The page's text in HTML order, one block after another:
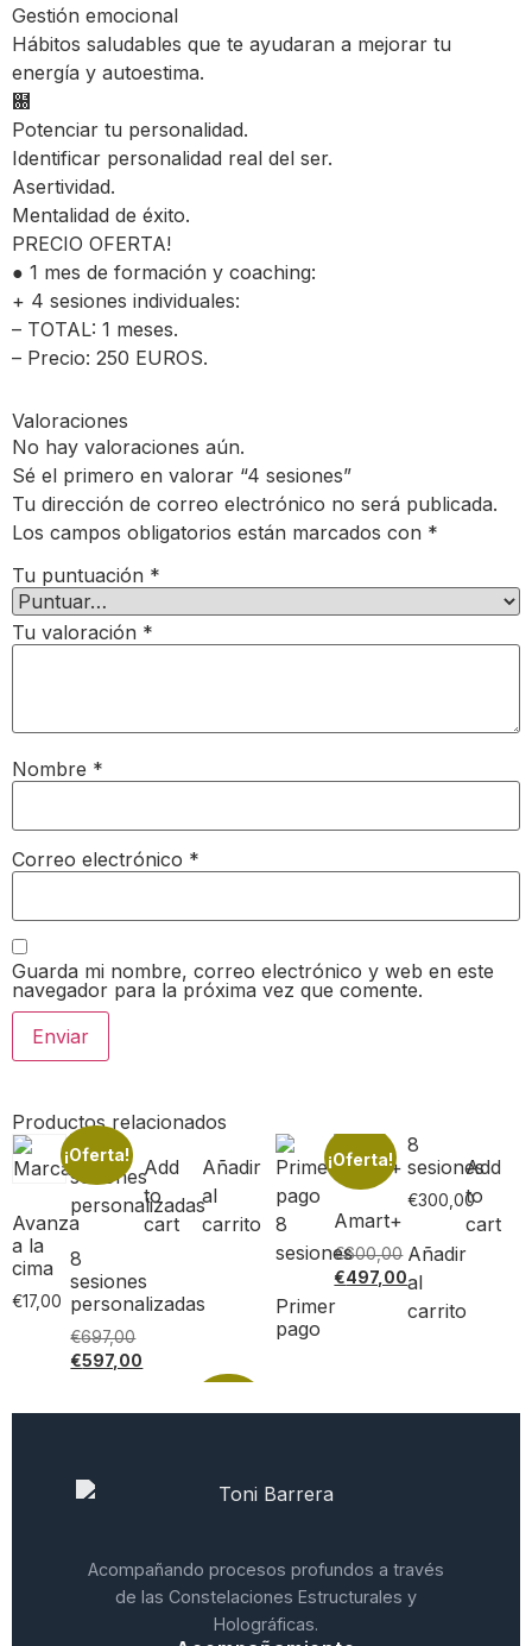
Gestión emocional
Hábitos saludables que te ayudaran a mejorar tu
energía y autoestima.
฀
Potenciar tu personalidad.
Identificar personalidad real del ser.
Asertividad.
Mentalidad de éxito.
PRECIO OFERTA!
● 1 mes de formación y coaching:
+ 4 sesiones individuales:
– TOTAL: 1 meses.
– Precio: 250 EUROS.
Valoraciones
No hay valoraciones aún.
Sé el primero en valorar “4 sesiones”
Tu dirección de correo electrónico no será publicada.
Los campos obligatorios están marcados con *
Tu puntuación *
Tu valoración *
Nombre *
Correo electrónico *
Guarda mi nombre, correo electrónico y web en este
navegador para la próxima vez que comente.
Productos relacionados
Avanza
a la
cima
€17,00
Add
to
cart
¡Oferta!
8
sesiones
personalizadas
€697,00
€597,00
Añadir
al
carrito
Primer
pago
8
sesiones
€300,00
Añadir
al
carrito
¡Oferta!
Amart+
€600,00
€497,00
Add
to
cart
Acompañando procesos profundos a través
de las Constelaciones Estructurales y
Holográficas.